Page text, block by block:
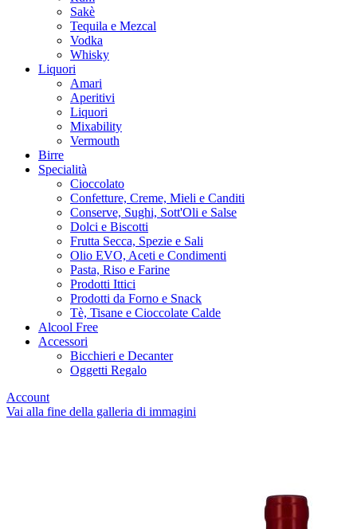
Sakè
Tequila e Mezcal
Vodka
Whisky
Liquori
Amari
Aperitivi
Liquori
Mixability
Vermouth
Birre
Specialità
Cioccolato
Confetture, Creme, Mieli e Canditi
Conserve, Sughi, Sott'Oli e Salse
Dolci e Biscotti
Frutta Secca, Spezie e Sali
Olio EVO, Aceti e Condimenti
Pasta, Riso e Farine
Prodotti Ittici
Prodotti da Forno e Snack
Tè, Tisane e Cioccolate Calde
Alcool Free
Accessori
Bicchieri e Decanter
Oggetti Regalo
Account
Vai alla fine della galleria di immagini